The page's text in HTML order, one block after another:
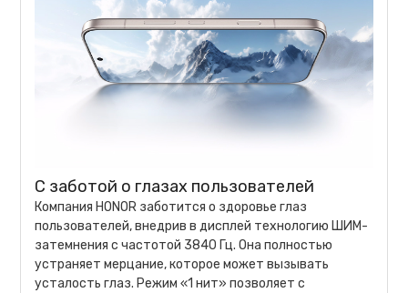
С заботой о глазах пользователей
Компания HONOR заботится о здоровье глаз
пользователей, внедрив в дисплей технологию ШИМ-
затемнения с частотой 3840 Гц. Она полностью
устраняет мерцание, которое может вызывать
усталость глаз. Режим «1 нит» позволяет с